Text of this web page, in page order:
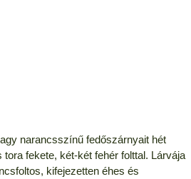
narancsszínű fedőszárnyait hét
fekete, két-két fehér folttal. Lárvája
kifejezetten éhes és